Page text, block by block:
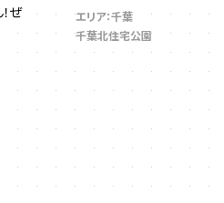
ぜ
エリア：千葉
千葉北住宅公園